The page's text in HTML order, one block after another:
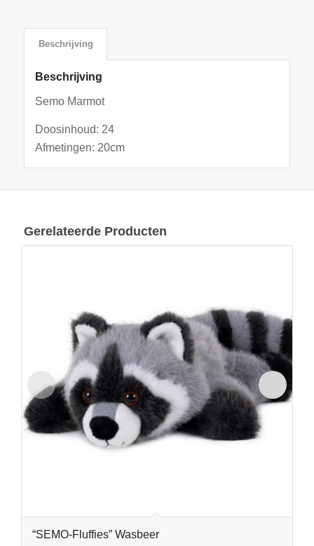
Beschrijving
Beschrijving
Semo Marmot
Doosinhoud: 24
Afmetingen: 20cm
Gerelateerde Producten
“SEMO-Fluffies” Wasbeer